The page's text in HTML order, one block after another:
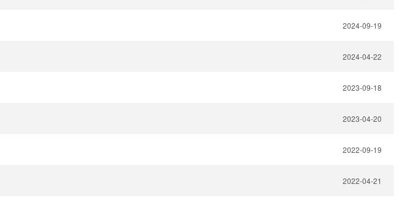
2024-09-19
2024-04-22
2023-09-18
2023-04-20
2022-09-19
2022-04-21